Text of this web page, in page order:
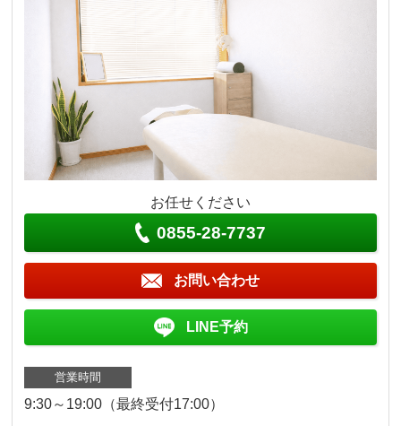
お任せください
0855-28-7737
お問い合わせ
LINE予約
営業時間
9:30～19:00（最終受付17:00）